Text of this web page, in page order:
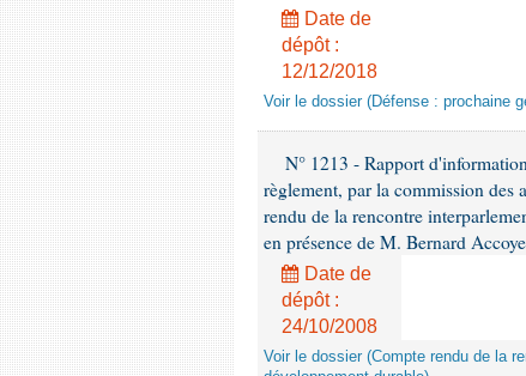
Date de
dépôt :
12/12/2018
Voir le dossier (Défense : prochaine
N° 1213 - Rapport
règlement, par la commission des
rendu de la rencontre
en présence de M. Bernard
Date de
dépôt :
24/10/2008
Voir le dossier (Compte rendu de la